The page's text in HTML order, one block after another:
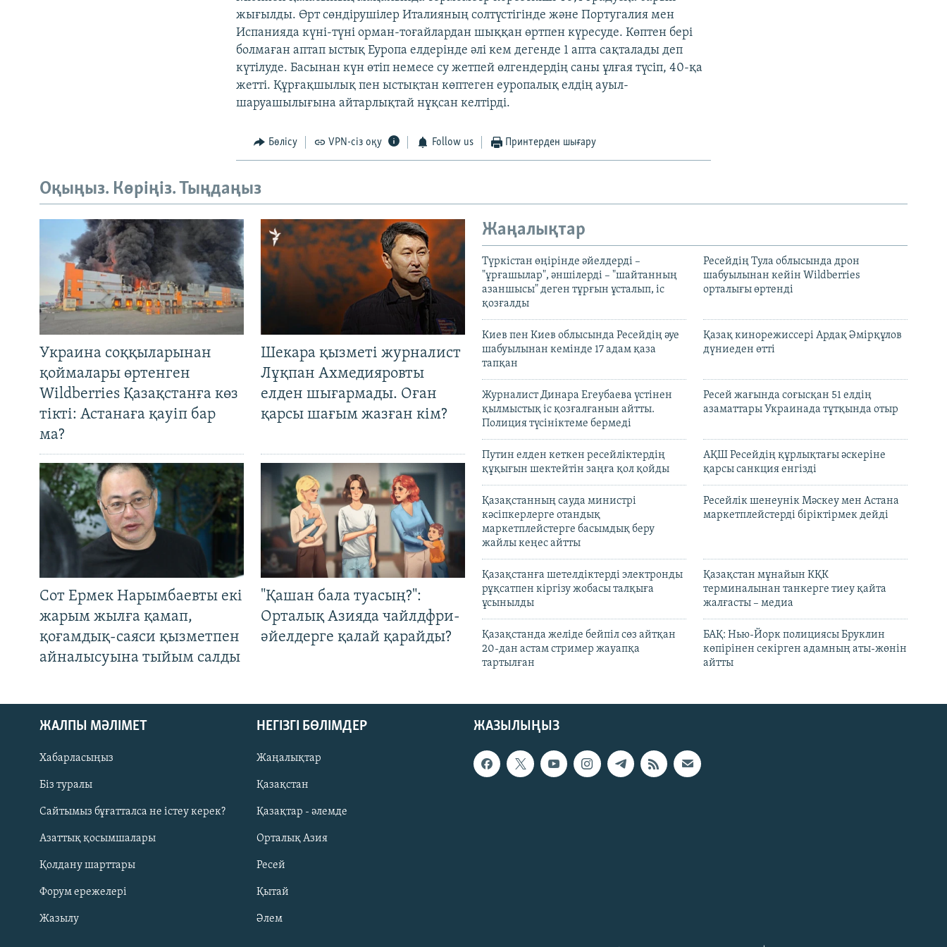
Русский
ЖАЗЫЛЫҢЫЗ
жығылды. Өрт сөндірушілер Италияның солтүстігінде және Португалия мен
Испанияда күні-түні орман-тоғайлардан шыққан өртпен күресуде. Көптен бері
болмаған аптап ыстық Еуропа елдерінде әлі кем дегенде 1 апта сақталады деп
күтілуде. Басынан күн өтіп немесе су жетпей өлгендердің саны ұлғая түсіп, 40-қа
жетті. Құрғақшылық пен ыстықтан көптеген еуропалық елдің ауыл-
шаруашылығына айтарлықтай нұқсан келтірді.
Бөлісу VPN-сіз оқу Follow us Принтерден шығару
Оқыңыз. Көріңіз. Тыңдаңыз
Украина соққыларынан
қоймалары өртенген
Wildberries Қазақстанға көз
тікті: Астанаға қауіп бар
ма?
Шекара қызметі журналист
Лұқпан Ахмедияровты
елден шығармады. Оған
қарсы шағым жазған кім?
Сот Ермек Нарымбаевты екі
жарым жылға қамап,
қоғамдық-саяси қызметпен
айналысуына тыйым салды
"Қашан бала туасың?":
Орталық Азияда чайлдфри-
әйелдерге қалай қарайды?
Жаңалықтар
Түркістан өңірінде әйелдерді –
"ұрғашылар", әншілерді – "шайтанның
азаншысы" деген тұрғын ұсталып, іс
қозғалды
Ресейдің Тула облысында дрон
шабуылынан кейін Wildberries
орталығы өртенді
Киев пен Киев облысында Ресейдің әуе
шабуылынан кемінде 17 адам қаза
тапқан
Қазақ кинорежиссері Ардақ Әмірқұлов
дүниеден өтті
Журналист Динара Егеубаева үстінен
қылмыстық іс қозғалғанын айтты.
Полиция түсініктеме бермеді
Ресей жағында соғысқан 51 елдің
азаматтары Украинада тұтқында отыр
Путин елден кеткен ресейліктердің
құқығын шектейтін заңға қол қойды
АҚШ Ресейдің құрлықтағы әскеріне
қарсы санкция енгізді
Қазақстанның сауда министрі
кәсіпкерлерге отандық
маркетплейстерге басымдық беру
жайлы кеңес айтты
Ресейлік шенеунік Мәскеу мен Астана
маркетплейстерді біріктірмек дейді
Қазақстанға шетелдіктерді электронды
рұқсатпен кіргізу жобасы талқыға
ұсынылды
Қазақстан мұнайын КҚК
терминалынан танкерге тиеу қайта
жалғасты – медиа
Қазақстанда желіде бейпіл сөз айтқан
20-дан астам стример жауапқа
тартылған
БАҚ: Нью-Йорк полициясы Бруклин
көпірінен секірген адамның аты-жөнін
айтты
ЖАЗЫЛЫҢЫЗ
ЖАЛПЫ МӘЛІМЕТ
Хабарласыңыз
Біз туралы
Сайтымыз бұғатталса не істеу керек?
Азаттық қосымшалары
Қолдану шарттары
Форум ережелері
Жазылу
НЕГІЗГІ БӨЛІМДЕР
Жаңалықтар
Қазақстан
Қазақтар - әлемде
Орталық Азия
Ресей
Қытай
Әлем